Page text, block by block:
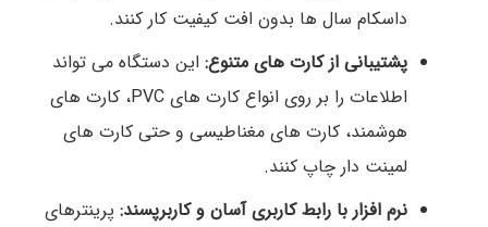
داسکام سال ها بدون افت کیفیت کار کنند.
پشتیبانی از کارت های متنوع: این دستگاه می تواند
اطلاعات را بر روی انواع کارت های PVC، کارت های
هوشمند، کارت های مغناطیسی و حتی کارت های
لمینت دار چاپ کنند.
نرم افزار با رابط کاربری آسان و کاربرپسند: پرینترهای